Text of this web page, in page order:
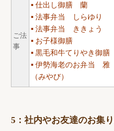
ご法
事
仕出し御膳 蘭
法事弁当 しらゆり
法事弁当 ききょう
お子様御膳
黒毛和牛てりやき御膳
伊勢海老のお弁当 雅
（みやび）
5：社内やお友達のお集